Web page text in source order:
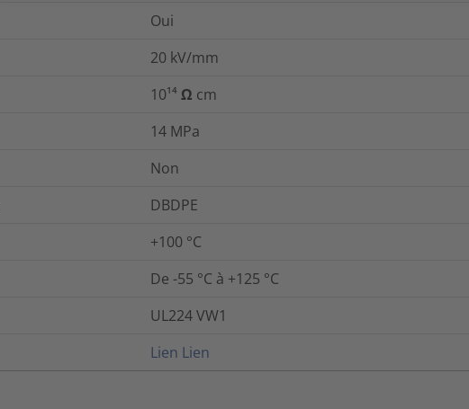
Oui
20 kV/mm
10¹⁴ Ω cm
14 MPa
Non
DBDPE
+100 °C
De -55 °C à +125 °C
UL224 VW1
Lien Lien